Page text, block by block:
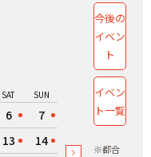
SAT SUN
6
7
13
14
今後の
イベン
ト
イベン
ト一覧
※都合